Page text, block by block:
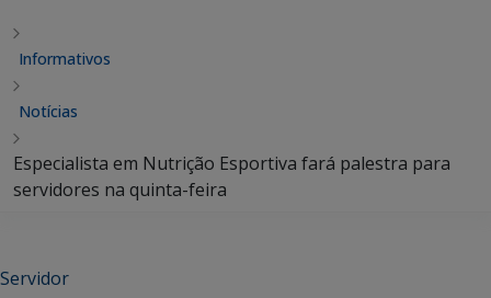
Informativos
Notícias
Especialista em Nutrição Esportiva fará palestra para
servidores na quinta-feira
Servidor